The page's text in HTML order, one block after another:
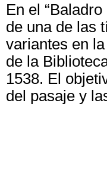
En el
de una de las
variantes en
de la
1538. El
del pasaje y